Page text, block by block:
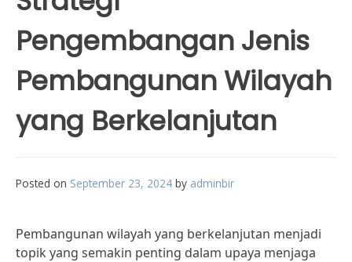
Pengembangan Jenis
Pembangunan Wilayah
yang Berkelanjutan
Posted on September 23, 2024 by adminbir
Pembangunan wilayah yang berkelanjutan menjadi
topik yang semakin penting dalam upaya menjaga